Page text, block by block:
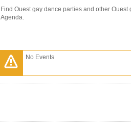
Find Ouest gay dance parties and other
Agenda.
No Events